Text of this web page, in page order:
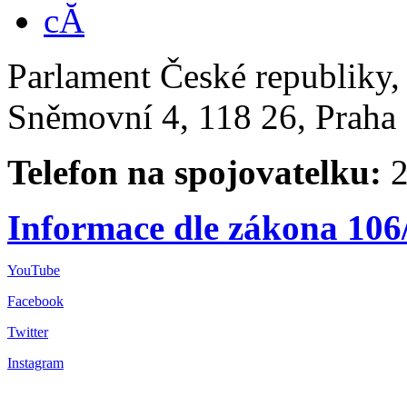
Parlament České
Sněmovní 4, 118 26,
Telefon na spojovatelku:
Informace dle zákona
YouTube
Facebook
Twitter
Instagram